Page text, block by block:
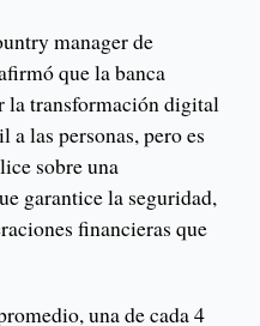
manager de
que la banca
la transformación digital
a las personas, pero es
sobre una
garantice la seguridad,
financieras que
una de cada 4